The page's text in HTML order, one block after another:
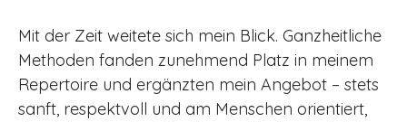
Mit der Zeit weitete sich mein Blick. Ganzheitliche
Methoden fanden zunehmend Platz in meinem
Repertoire und ergänzten mein Angebot – stets
sanft, respektvoll und am Menschen orientiert,